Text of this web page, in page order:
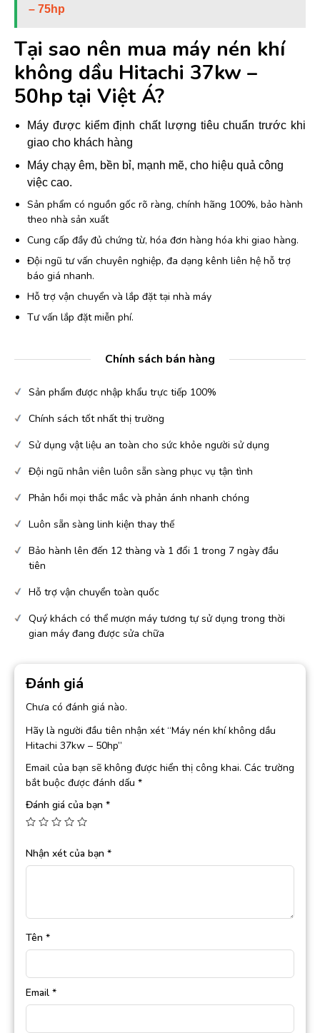
– 75hp
Tại sao nên mua máy nén khí
không dầu Hitachi 37kw –
50hp tại Việt Á?
Máy được kiểm định chất lượng tiêu chuẩn trước khi
giao cho khách hàng
Máy chạy êm, bền bỉ, mạnh mẽ, cho hiệu quả công
việc cao.
Sản phẩm có nguồn gốc rõ ràng, chính hãng 100%, bảo hành
theo nhà sản xuất
Cung cấp đầy đủ chứng từ, hóa đơn hàng hóa khi giao hàng.
Đội ngũ tư vấn chuyên nghiệp, đa dạng kênh liên hệ hỗ trợ
báo giá nhanh.
Hỗ trợ vận chuyển và lắp đặt tại nhà máy
Tư vấn lắp đặt miễn phí.
Chính sách bán hàng
Sản phẩm được nhập khẩu trực tiếp 100%
Chính sách tốt nhất thị trường
Sử dụng vật liệu an toàn cho sức khỏe người sử dụng
Đội ngũ nhân viên luôn sẵn sàng phục vụ tận tình
Phản hồi mọi thắc mắc và phản ánh nhanh chóng
Luôn sẵn sàng linh kiện thay thế
Bảo hành lên đến 12 thàng và 1 đổi 1 trong 7 ngày đầu
tiên
Hỗ trợ vận chuyển toàn quốc
Quý khách có thể mượn máy tương tự sử dụng trong thời
gian máy đang được sửa chữa
Đánh giá
Chưa có đánh giá nào.
Hãy là người đầu tiên nhận xét “Máy nén khí không dầu
Hitachi 37kw – 50hp”
Email của bạn sẽ không được hiển thị công khai. Các trường
bắt buộc được đánh dấu *
Đánh giá của bạn *
Nhận xét của bạn *
Tên *
Email *